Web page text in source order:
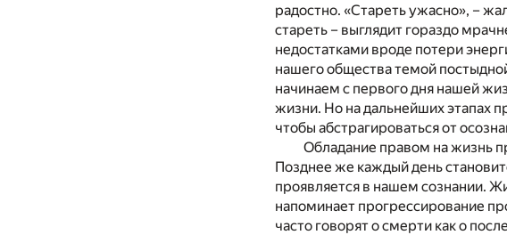
радостно. «Стареть ужасно», –
стареть – выглядит гораздо
недостатками вроде потери
нашего общества темой
начинаем с первого дня нашей
жизни. Но на дальнейших этапах
чтобы абстрагироваться от
Обладание правом на жизнь
Позднее же каждый день
проявляется в нашем сознании.
напоминает прогрессирование
часто говорят о смерти как о